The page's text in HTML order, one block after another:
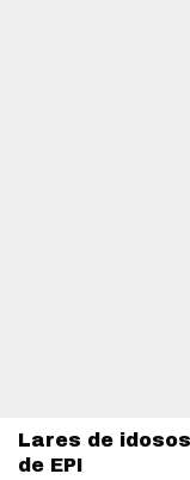
Lares de
de EPI